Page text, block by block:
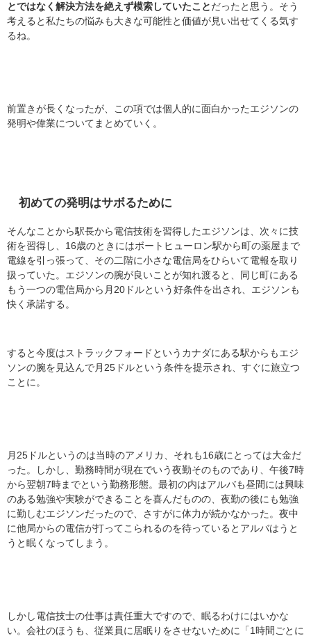
とではなく解決方法を絶えず模索していたこと だったと思う。そう
考えると私たちの悩みも大きな可能性と価値が見い出せてくる気す
るね。
前置きが長くなったが、この項では個人的に面白かったエジソンの
発明や偉業についてまとめていく。
初めての発明はサボるために
そんなことから駅長から電信技術を習得したエジソンは、次々に技
術を習得し、16歳のときにはボートヒューロン駅から町の薬屋まで
電線を引っ張って、その二階に小さな電信局をひらいて電報を取り
扱っていた。エジソンの腕が良いことが知れ渡ると、同じ町にある
もう一つの電信局から月20ドルという好条件を出され、エジソンも
快く承諾する。
すると今度はストラックフォードというカナダにある駅からもエジ
ソンの腕を見込んで月25ドルという条件を提示され、すぐに旅立つ
ことに。
月25ドルというのは当時のアメリカ、それも16歳にとっては大金だ
った。しかし、勤務時間が現在でいう夜勤そのものであり、午後7時
から翌朝7時までという勤務形態。最初の内はアルバも昼間には興味
のある勉強や実験ができることを喜んだものの、夜勤の後にも勉強
に勤しむエジソンだったので、さすがに体力が続かなかった。夜中
に他局からの電信が打ってこられるのを待っているとアルバはうと
うと眠くなってしまう。
しかし電信技士の仕事は責任重大ですので、眠るわけにはいかな
い。会社のほうも、従業員に居眠りをさせないために「1時間ごとに